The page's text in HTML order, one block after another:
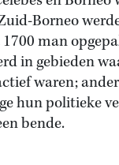
Borneo
man
in gebieden
waren;
hun politieke
bende.